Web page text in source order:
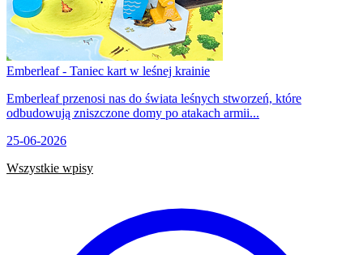
Emberleaf - Taniec kart w leśnej krainie
Emberleaf przenosi nas do świata leśnych stworzeń, które
odbudowują zniszczone domy po atakach armii...
25-06-2026
Wszystkie wpisy